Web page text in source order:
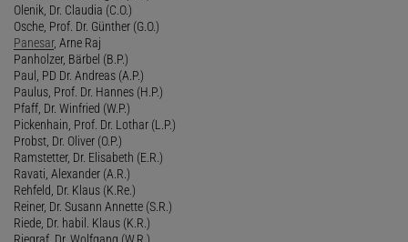
Olenik, Dr. Claudia (C.O.)
Osche, Prof. Dr. Günther (G.O.)
Panesar, Arne Raj
Panholzer, Bärbel (B.P.)
Paul, PD Dr. Andreas (A.P.)
Paulus, Prof. Dr. Hannes (H.P.)
Pfaff, Dr. Winfried (W.P.)
Pickenhain, Prof. Dr. Lothar (L.P.)
Probst, Dr. Oliver (O.P.)
Ramstetter, Dr. Elisabeth (E.R.)
Ravati, Alexander (A.R.)
Rehfeld, Dr. Klaus (K.Re.)
Reiner, Dr. Susann Annette (S.R.)
Riede, Dr. habil. Klaus (K.R.)
Riegraf, Dr. Wolfgang (W.R.)